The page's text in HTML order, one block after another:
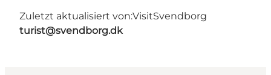
Zuletzt aktualisiert von:VisitSvendborg
turist@svendborg.dk